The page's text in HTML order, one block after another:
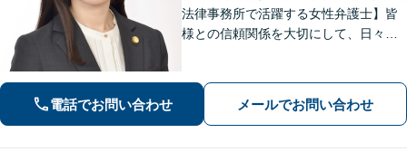
法律事務所で活躍する女性弁護士】皆
様との信頼関係を大切にして、日々業
ましたら、お気軽にご相談ください。
電話でお問い合わせ メールでお問い合わせ